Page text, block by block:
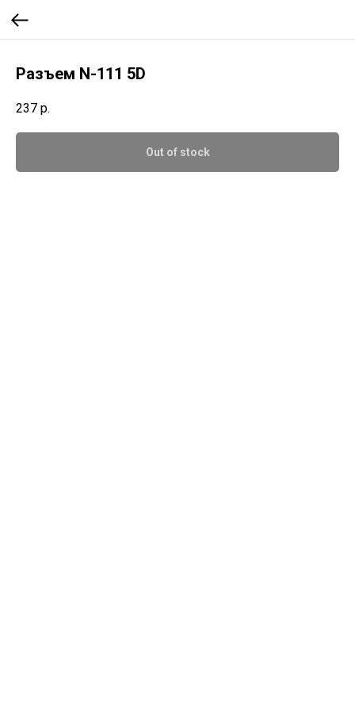
Разъем N-111 5D
237 р.
Out of stock